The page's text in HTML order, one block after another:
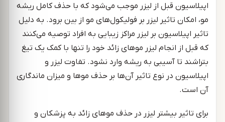
اپیلاسیون قبل از لیزر موجب می‌شود که با حذف کامل ریشه
مو، امکان تاثیر لیزر بر فولیکول‌های مو از بین برود. به دلیل
تاثیر اپیلاسیون بر لیزر مراکز زیبایی به افراد توصیه می‌کنند
که قبل از انجام لیزر موهای زائد خود را تنها با کمک یک تیغ
بتراشند تا آسیبی به ریشه وارد نشود. تفاوت لیزر و
اپیلاسیون در نوع تاثیر آن‌ها بر حذف موها و میزان ماندگاری
آن است.
برای تاثیر بیشتر لیزر در حذف موهای زائد به پزشکان و